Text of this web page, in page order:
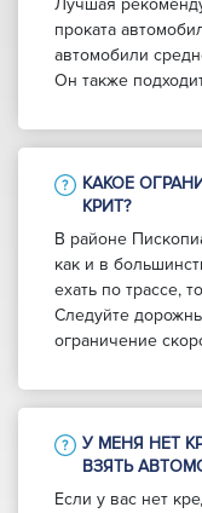
Лучшая
проката
автомобили
Он также
КАКОЕ
КРИТ?
В районе
как и в
ехать по трассе,
Следуйте
ограничение
У МЕНЯ НЕТ
ВЗЯТЬ
Если у вас нет